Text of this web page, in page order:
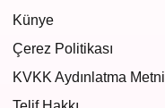
Künye
Çerez Politikası
KVKK Aydınlatma Metni